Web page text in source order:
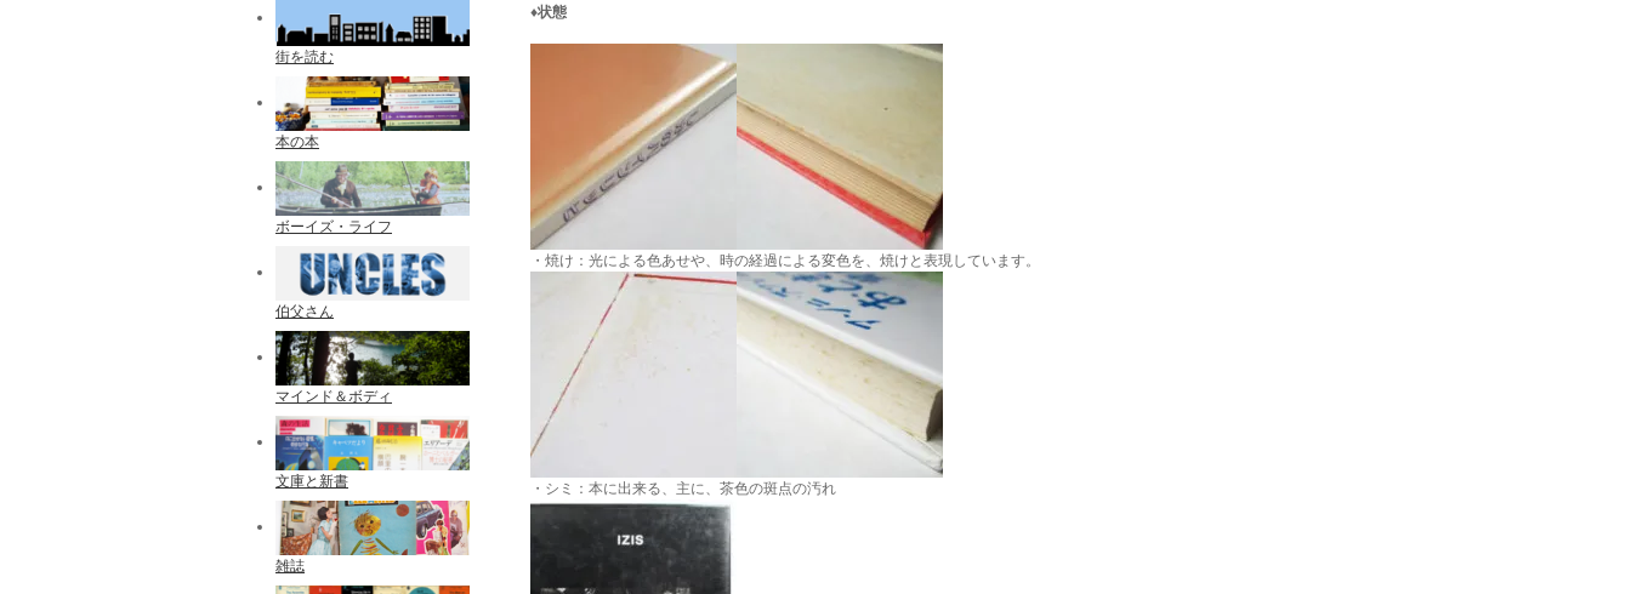
♦状態
・焼け：光による色あせや、時の経過による変色を、焼けと表現しています。
・シミ：本に出来る、主に、茶色の斑点の汚れ
街を読む
本の本
ボーイズ・ライフ
伯父さん
マインド＆ボディ
文庫と新書
雑誌